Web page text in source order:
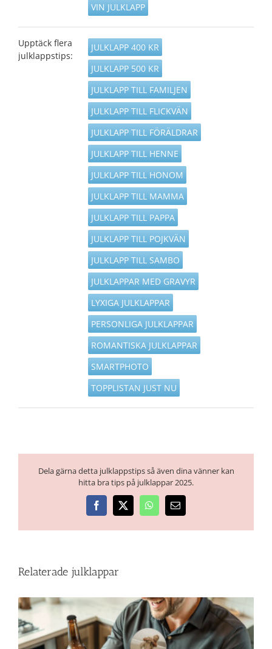
VIN JULKLAPP
Upptäck flera
julklappstips:
JULKLAPP 400 KR
JULKLAPP 500 KR
JULKLAPP TILL FAMILJEN
JULKLAPP TILL FLICKVÄN
JULKLAPP TILL FÖRÄLDRAR
JULKLAPP TILL HENNE
JULKLAPP TILL HONOM
JULKLAPP TILL MAMMA
JULKLAPP TILL PAPPA
JULKLAPP TILL POJKVÄN
JULKLAPP TILL SAMBO
JULKLAPPAR MED GRAVYR
LYXIGA JULKLAPPAR
PERSONLIGA JULKLAPPAR
ROMANTISKA JULKLAPPAR
SMARTPHOTO
TOPPLISTAN JUST NU
Dela gärna detta julklappstips så även dina vänner kan
hitta bra tips på julklappar 2025.
Facebook
X WhatsApp
E-
Relaterade julklappar